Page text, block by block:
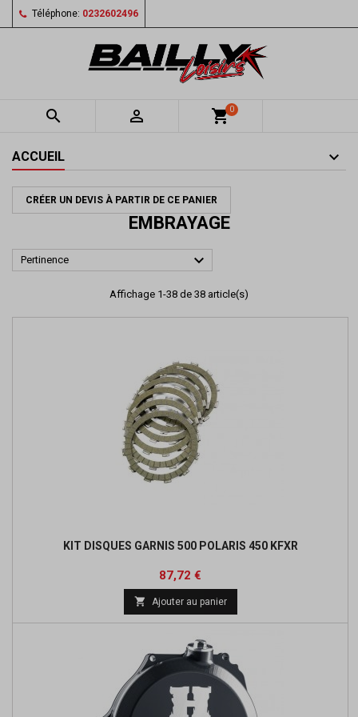
Téléphone: 0232602496
  shopping_cart0
ACCUEIL
CRÉER UN DEVIS À PARTIR DE CE PANIER
EMBRAYAGE
Pertinence 
Affichage 1-38 de 38 article(s)
KIT DISQUES GARNIS 500 POLARIS 450 KFXR
Prix
87,72 €
base
 Ajouter au panier